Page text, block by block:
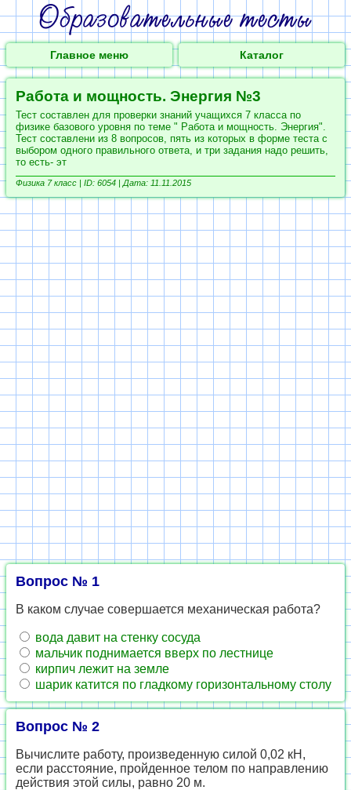
Главное меню Каталог
Работа и мощность. Энергия №3
Тест составлен для проверки знаний учащихся 7 класса по
физике базового уровня по теме " Работа и мощность. Энергия".
Тест составлени из 8 вопросов, пять из которых в форме теста с
выбором одного правильного ответа, и три задания надо решить,
то есть- эт
Физика 7 класс | ID: 6054 | Дата: 11.11.2015
Вопрос № 1
В каком случае совершается механическая работа?
вода давит на стенку сосуда
мальчик поднимается вверх по лестнице
кирпич лежит на земле
шарик катится по гладкому горизонтальному столу
Вопрос № 2
Вычислите работу, произведенную силой 0,02 кН,
если расстояние, пройденное телом по направлению
действия этой силы, равно 20 м.